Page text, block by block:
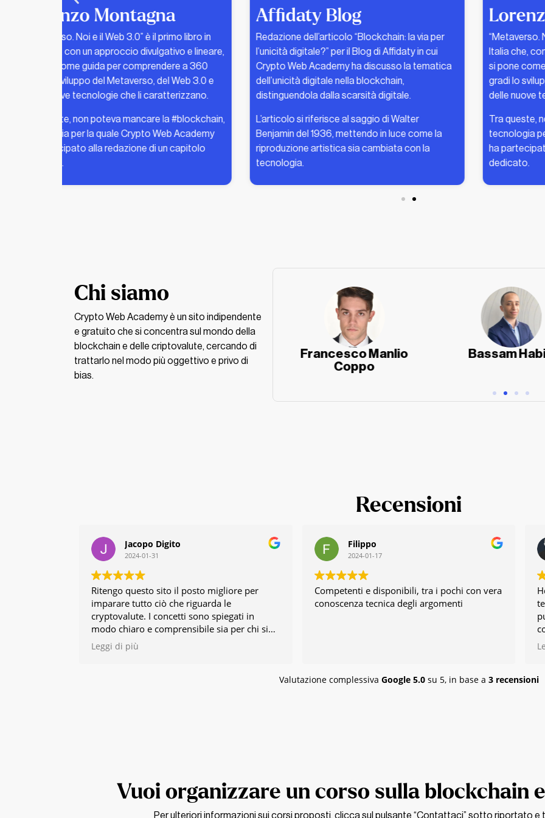
Affidaty Blog
Redazione dell’articolo “Blockchain: la via per
l’unicità digitale?” per il Blog di Affidaty in cui
Crypto Web Academy ha discusso la tematica
dell’unicità digitale nella blockchain,
distinguendola dalla scarsità digitale.
L’articolo si riferisce al saggio di Walter
Benjamin del 1936, mettendo in luce come la
riproduzione artistica sia cambiata con la
Lorenzo Montagna
“Metaverso. Noi e il Web 3.0” è il primo libro in
Italia che, con un approccio divulgativo e lineare,
si pone come guida per comprendere a 360
gradi lo sviluppo del Metaverso, del Web 3.0 e
delle nuove tecnologie che li caratterizzano.
Tra queste, non poteva mancare la #blockchain,
tecnologia per la quale Crypto Web Academy
ha partecipato alla redazione di un capitolo
Chi siamo
Crypto Web Academy è un sito indipendente
e gratuito che si concentra sul mondo della
blockchain e delle criptovalute, cercando di
trattarlo nel modo più oggettivo e privo di
bias.
Tomàs Daniel Avila
Visintin
Francesco Manlio
Coppo
Bassam
Recensioni
Jacopo Digito
2024-01-31
Ritengo questo sito il posto migliore per
imparare tutto ciò che riguarda le
cryptovalute. I concetti sono spiegati in
modo chiaro e comprensibile sia per chi si
approccia per la prima volta alla tematica
che per i più esperti. I contenuti di alta
Leggi di più
Filippo
2024-01-17
Competenti e disponibili, tra i pochi con vera
conoscenza tecnica degli argomenti
Valutazione complessiva Google 5.0su 5, in base a 3 recensioni
Vuoi organizzare un corso sulla blockchain
Per ulteriori informazioni sui corsi proposti, clicca sul pulsante “Contattaci” sotto riportato e